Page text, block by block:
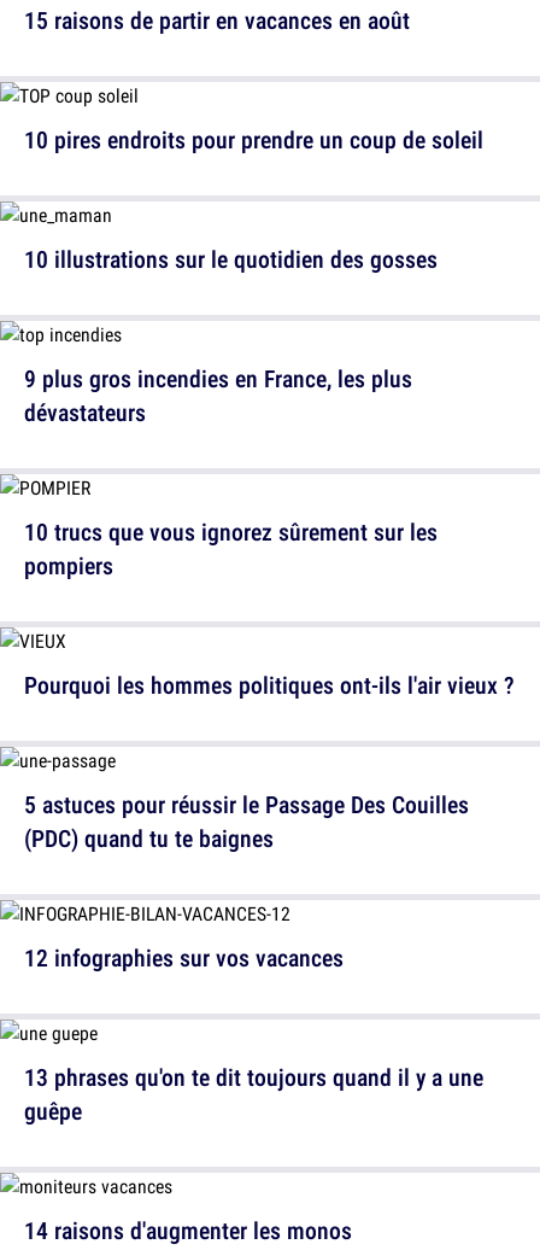
15 raisons de partir en vacances en août
10 illustrations sur le quotidien des gosses
10 trucs que vous ignorez sûrement sur les
pompiers
5 astuces pour réussir le Passage Des Couilles
(PDC) quand tu te baignes
13 phrases qu'on te dit toujours quand il y a une
guêpe
10 pires endroits pour prendre un coup de soleil
9 plus gros incendies en France, les plus
dévastateurs
Pourquoi les hommes politiques ont-ils l'air vieux ?
12 infographies sur vos vacances
14 raisons d'augmenter les monos